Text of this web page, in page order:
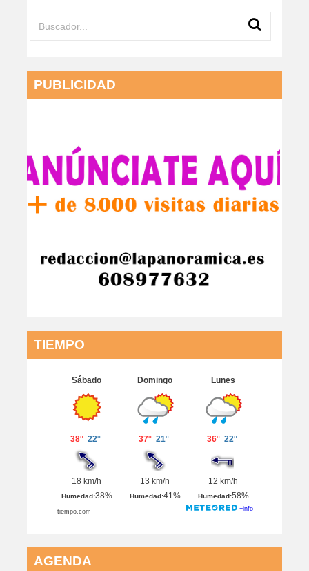
PUBLICIDAD
TIEMPO
AGENDA